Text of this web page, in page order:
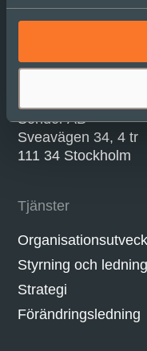
as your own.
Sonder AB
Sveavägen 34, 4 tr
111 34 Stockholm
Tjänster
Styrning och ledning
Strategi
Förändringsledning